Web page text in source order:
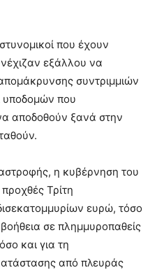
που έχουν
εξάλλου να
συντριμμιών
υποδομών που
αποδοθούν ξανά στην
η κυβέρνηση του
Τρίτη
ευρώ, τόσο
σε πλημμυροπαθείς
και για τη
από πλευράς